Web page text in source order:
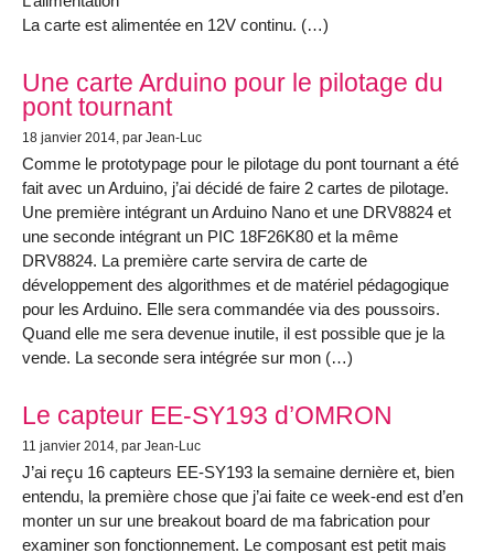
La carte est alimentée en 12V continu. (…)
Une carte Arduino pour le pilotage du
pont tournant
18 janvier 2014 , par Jean-Luc
Comme le prototypage pour le pilotage du pont tournant a été
fait avec un Arduino, j’ai décidé de faire 2 cartes de pilotage.
Une première intégrant un Arduino Nano et une DRV8824 et
une seconde intégrant un PIC 18F26K80 et la même
DRV8824. La première carte servira de carte de
développement des algorithmes et de matériel pédagogique
pour les Arduino. Elle sera commandée via des poussoirs.
Quand elle me sera devenue inutile, il est possible que je la
vende. La seconde sera intégrée sur mon (…)
Le capteur EE-SY193 d’OMRON
11 janvier 2014 , par Jean-Luc
J’ai reçu 16 capteurs EE-SY193 la semaine dernière et, bien
entendu, la première chose que j’ai faite ce week-end est d’en
monter un sur une breakout board de ma fabrication pour
examiner son fonctionnement. Le composant est petit mais